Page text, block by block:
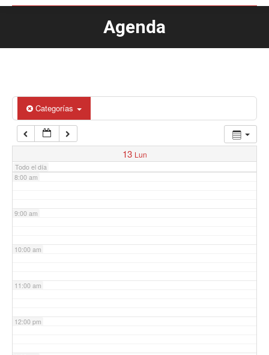
Agenda
Estás aquí:
Categorías
13 Lun
Todo el día
6:00 am
7:00 am
8:00 am
9:00 am
10:00 am
11:00 am
12:00 pm